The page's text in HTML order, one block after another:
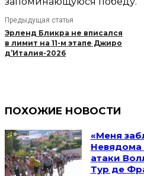
Предыдущая статья
Эрленд Бликра не вписался
в лимит на 11-м этапе Джиро
д’Италия-2026
ПОХОЖИЕ НОВОСТИ
«Меня
Невядома
атаки
Тур де